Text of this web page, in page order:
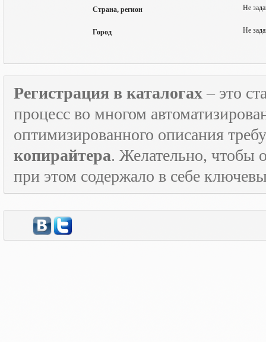
Страна, регион Не
Город Не
Регистрация в каталогах– это
процесс во многом
оптимизированного описания
копирайтера. Желательно, чтобы
при этом содержало в себе